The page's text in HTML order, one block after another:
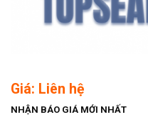
Giá: Liên hệ
NHẬN BÁO GIÁ MỚI NHẤT